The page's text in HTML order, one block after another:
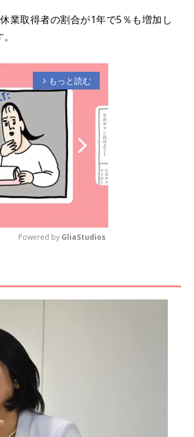
業取得者の割合が1年で5％も増加し
arrow_forward_ios もっと読む
u
Powered by GliaStudios